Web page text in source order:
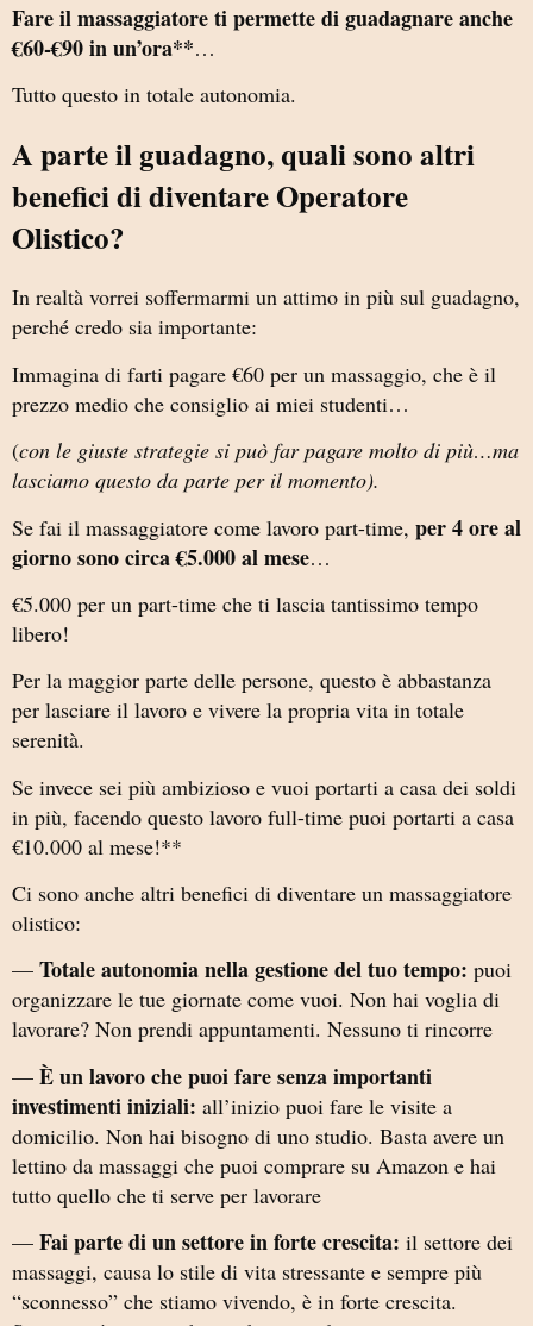
Fare il massaggiatore ti permette di guadagnare anche
€60-€90 in un’ora**…
Tutto questo in totale autonomia.
A parte il guadagno, quali sono altri
benefici di diventare Operatore
Olistico?
In realtà vorrei soffermarmi un attimo in più sul guadagno,
perché credo sia importante:
Immagina di farti pagare €60 per un massaggio, che è il
prezzo medio che consiglio ai miei studenti…
(con le giuste strategie si può far pagare molto di più…ma
lasciamo questo da parte per il momento).
Se fai il massaggiatore come lavoro part-time, per 4 ore al
giorno sono circa €5.000 al mese…
€5.000 per un part-time che ti lascia tantissimo tempo
libero!
Per la maggior parte delle persone, questo è abbastanza
per lasciare il lavoro e vivere la propria vita in totale
serenità.
Se invece sei più ambizioso e vuoi portarti a casa dei soldi
in più, facendo questo lavoro full-time puoi portarti a casa
€10.000 al mese!**
Ci sono anche altri benefici di diventare un massaggiatore
olistico:
— Totale autonomia nella gestione del tuo tempo: puoi
organizzare le tue giornate come vuoi. Non hai voglia di
lavorare? Non prendi appuntamenti. Nessuno ti rincorre
— È un lavoro che puoi fare senza importanti
investimenti iniziali: all’inizio puoi fare le visite a
domicilio. Non hai bisogno di uno studio. Basta avere un
lettino da massaggi che puoi comprare su Amazon e hai
tutto quello che ti serve per lavorare
— Fai parte di un settore in forte crescita: il settore dei
massaggi, causa lo stile di vita stressante e sempre più
“sconnesso” che stiamo vivendo, è in forte crescita.